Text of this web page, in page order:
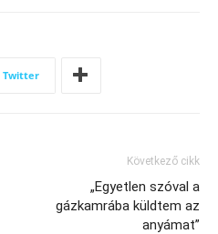
Twitter
Következő cikk
„Egyetlen szóval a
gázkamrába küldtem az
anyámat”